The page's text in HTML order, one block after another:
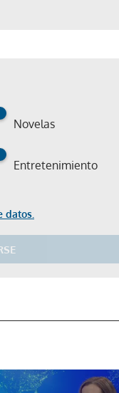
Novelas
Entretenimiento
datos.
nuestro boletín.